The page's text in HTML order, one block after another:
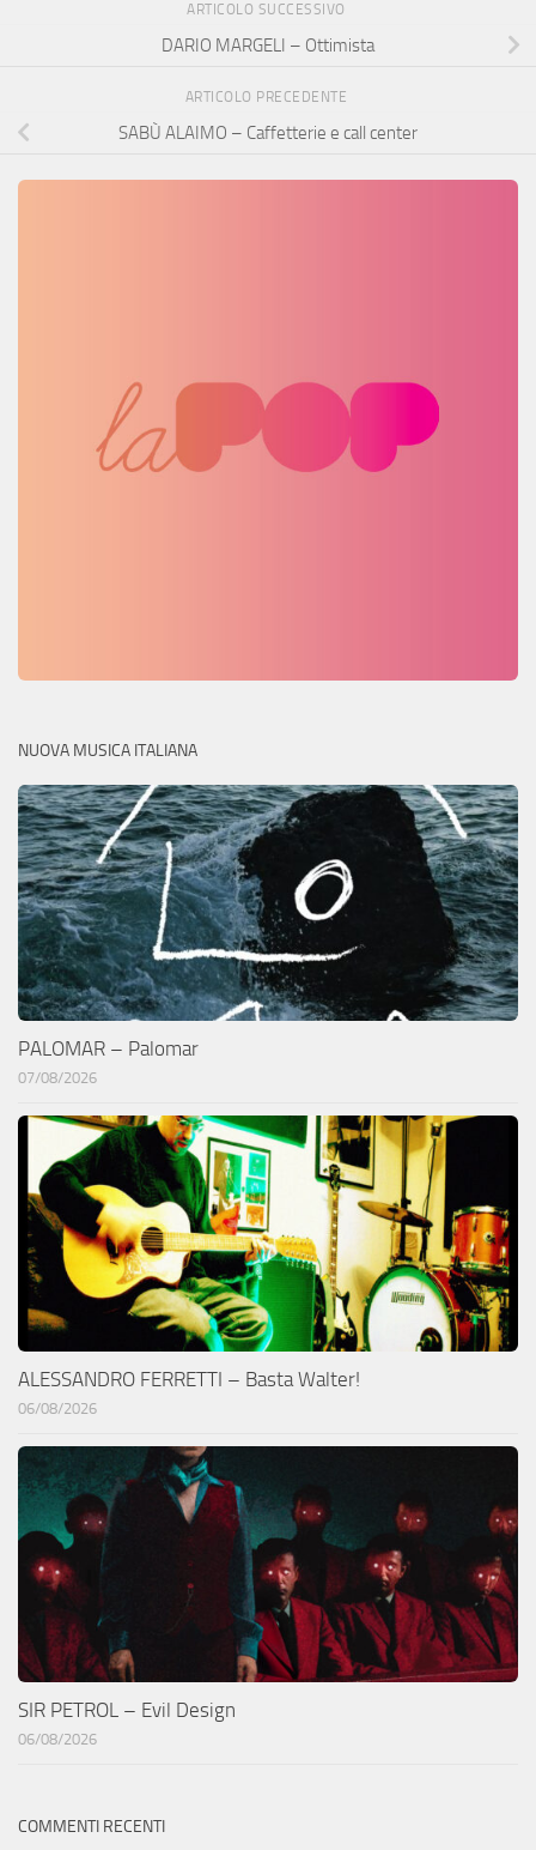
ARTICOLO SUCCESSIVO
DARIO MARGELI – Ottimista
ARTICOLO PRECEDENTE
SABÙ ALAIMO – Caffetterie e call center
NUOVA MUSICA ITALIANA
PALOMAR – Palomar
07/08/2026
ALESSANDRO FERRETTI – Basta Walter!
06/08/2026
SIR PETROL – Evil Design
06/08/2026
COMMENTI RECENTI